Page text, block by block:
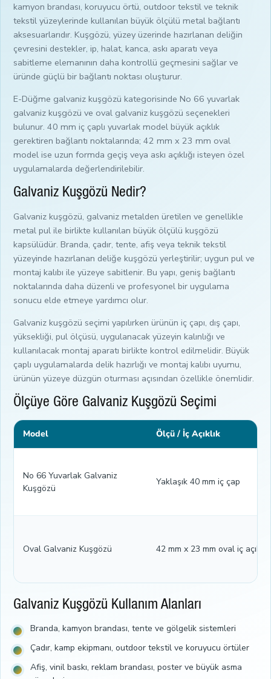
kamyon brandası, koruyucu örtü, outdoor tekstil ve teknik
tekstil yüzeylerinde kullanılan büyük ölçülü metal bağlantı
aksesuarlarıdır. Kuşgözü, yüzey üzerinde hazırlanan deliğin
çevresini destekler, ip, halat, kanca, askı aparatı veya
sabitleme elemanının daha kontrollü geçmesini sağlar ve
üründe güçlü bir bağlantı noktası oluşturur.
E-Düğme galvaniz kuşgözü kategorisinde No 66 yuvarlak
galvaniz kuşgözü ve oval galvaniz kuşgözü seçenekleri
bulunur. 40 mm iç çaplı yuvarlak model büyük açıklık
gerektiren bağlantı noktalarında; 42 mm x 23 mm oval
model ise uzun formda geçiş veya askı açıklığı isteyen özel
uygulamalarda değerlendirilebilir.
Galvaniz Kuşgözü Nedir?
Galvaniz kuşgözü, galvaniz metalden üretilen ve genellikle
metal pul ile birlikte kullanılan büyük ölçülü kuşgözü
kapsülüdür. Branda, çadır, tente, afiş veya teknik tekstil
yüzeyinde hazırlanan deliğe kuşgözü yerleştirilir; uygun pul ve
montaj kalıbı ile yüzeye sabitlenir. Bu yapı, geniş bağlantı
noktalarında daha düzenli ve profesyonel bir uygulama
sonucu elde etmeye yardımcı olur.
Galvaniz kuşgözü seçimi yapılırken ürünün iç çapı, dış çapı,
yüksekliği, pul ölçüsü, uygulanacak yüzeyin kalınlığı ve
kullanılacak montaj aparatı birlikte kontrol edilmelidir. Büyük
çaplı uygulamalarda delik hazırlığı ve montaj kalıbı uyumu,
ürünün yüzeye düzgün oturması açısından özellikle önemlidir.
Ölçüye Göre Galvaniz Kuşgözü Seçimi
Model Ölçü / İç Açıklık
No 66 Yuvarlak Galvaniz
Kuşgözü
Yaklaşık 40 mm iç çap
Oval Galvaniz Kuşgözü 42 mm x 23 mm oval iç açıklık
Galvaniz Kuşgözü Kullanım Alanları
Branda, kamyon brandası, tente ve gölgelik sistemleri
Çadır, kamp ekipmanı, outdoor tekstil ve koruyucu örtüler
Afiş, vinil baskı, reklam brandası, poster ve büyük asma